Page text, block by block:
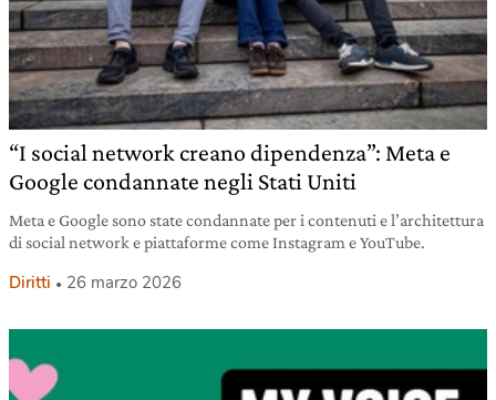
“I social network creano dipendenza”: Meta e
Google condannate negli Stati Uniti
Meta e Google sono state condannate per i contenuti e l’architettura
di social network e piattaforme come Instagram e YouTube.
Diritti 26 marzo 2026